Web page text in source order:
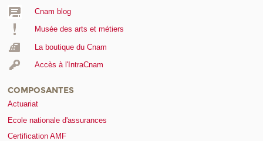
Cnam blog
Musée des arts et métiers
La boutique du Cnam
Accès à l'IntraCnam
COMPOSANTES
Actuariat
Ecole nationale d'assurances
Certification AMF